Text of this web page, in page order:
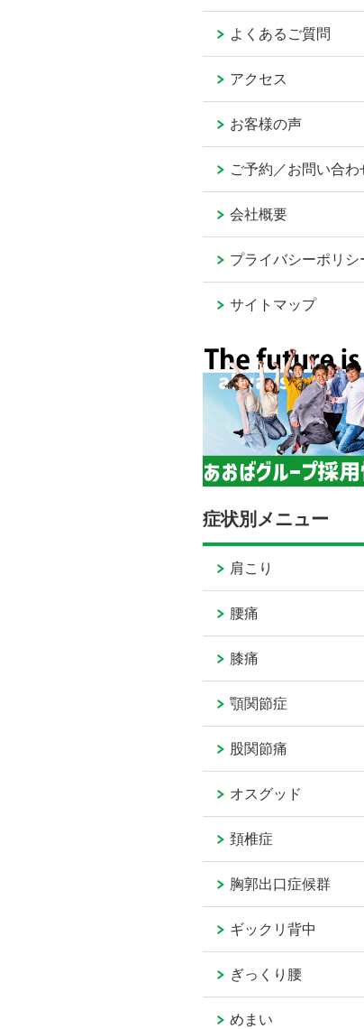
よくあるご質問
アクセス
お客様の声
ご予約／お問い合わ
会社概要
プライバシーポリシ
サイトマップ
症状別メニュー
肩こり
腰痛
膝痛
顎関節症
股関節痛
オスグッド
頚椎症
胸郭出口症候群
ギックリ背中
ぎっくり腰
めまい